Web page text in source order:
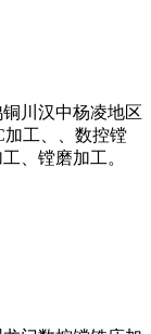
川汉中杨凌地区
加工、、数控镗
、镗磨加工。